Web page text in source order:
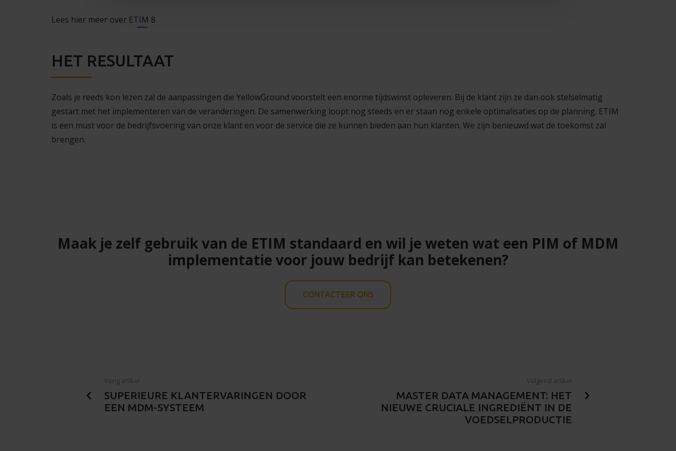
Lees hier meer over ETIM 8
HET RESULTAAT
Zoals je reeds kon lezen zal de aanpassingen die YellowGround voorstelt een enorme tijdswinst opleveren. Bij de klant zijn ze dan ook stelselmatig
gestart met het implementeren van de veranderingen. De samenwerking loopt nog steeds en er staan nog enkele optimalisaties op de planning. ETIM
is een must voor de bedrijfsvoering van onze klant en voor de service die ze kunnen bieden aan hun klanten. We zijn benieuwd wat de toekomst zal
brengen.
Maak je zelf gebruik van de ETIM standaard en wil je weten wat een PIM of MDM
implementatie voor jouw bedrijf kan betekenen?
CONTACTEER ONS
Vorig artikel
SUPERIEURE KLANTERVARINGEN DOOR
EEN MDM-SYSTEEM
Volgend artikel
MASTER DATA MANAGEMENT: HET
NIEUWE CRUCIALE INGREDIËNT IN DE
VOEDSELPRODUCTIE